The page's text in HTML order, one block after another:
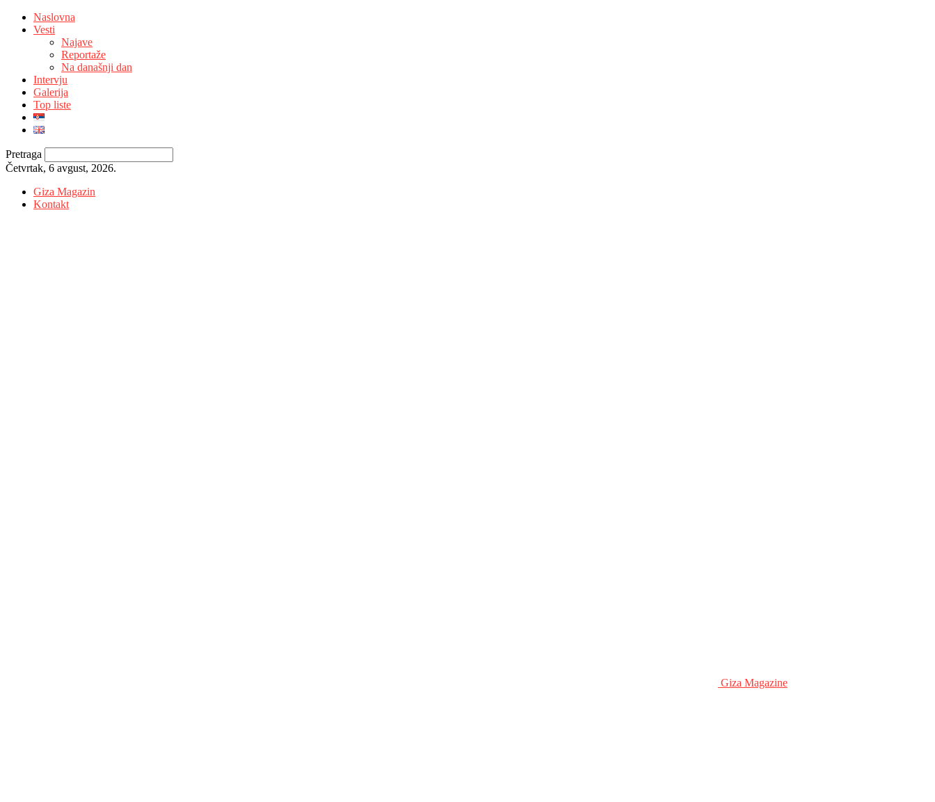
Naslovna
Vesti
Najave
Reportaže
Na današnji dan
Intervju
Galerija
Top liste
Pretraga
Četvrtak, 6 avgust, 2026.
Giza Magazin
Kontakt
Giza Magazine